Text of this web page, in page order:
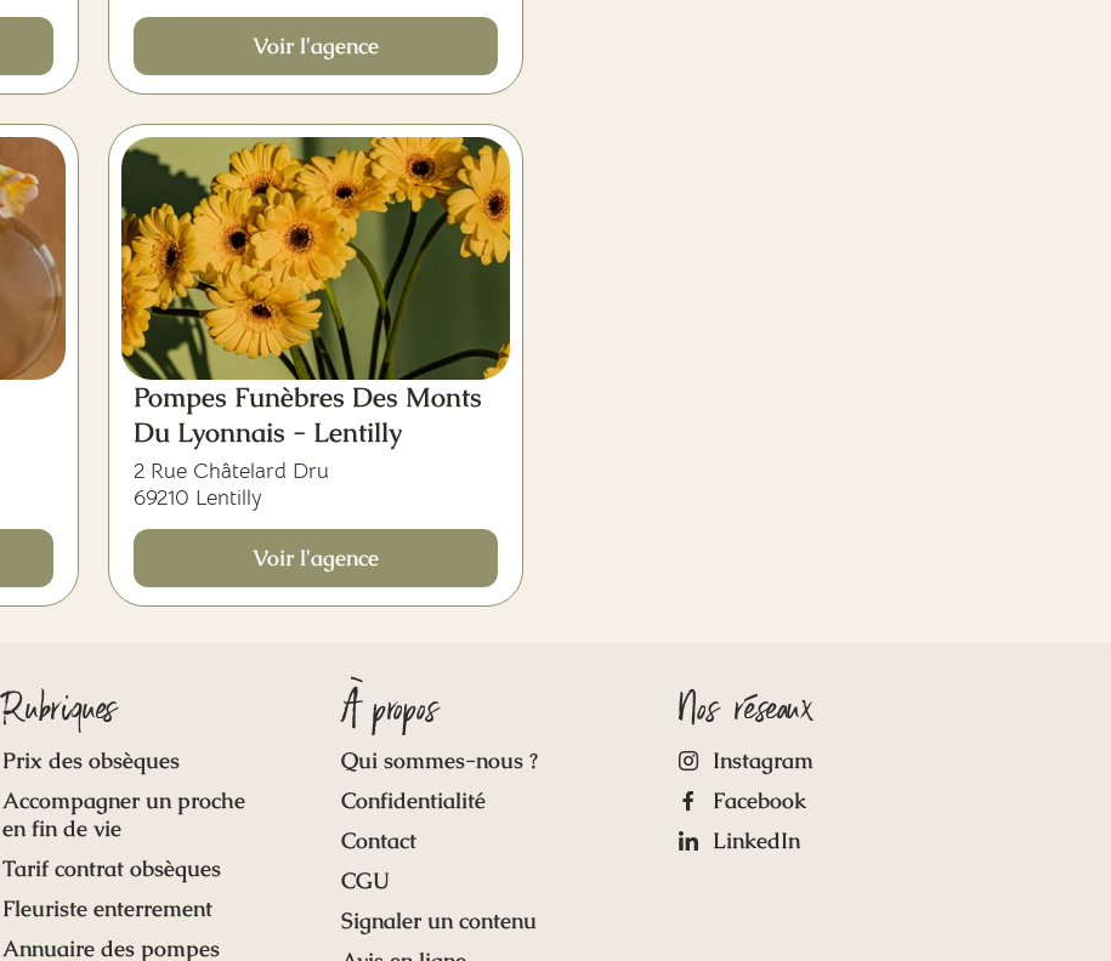
Voir l'agence
Pompes Funèbres Des Monts
Du Lyonnais - Lentilly
2 Rue Châtelard Dru
69210 Lentilly
Voir l'agence
Rubriques
Prix des obsèques
Accompagner un proche
en fin de vie
Tarif contrat obsèques
Fleuriste enterrement
Annuaire des pompes
À propos
Qui sommes-nous ?
Confidentialité
Contact
CGU
Signaler un contenu
Nos réseaux
Instagram
Facebook
LinkedIn